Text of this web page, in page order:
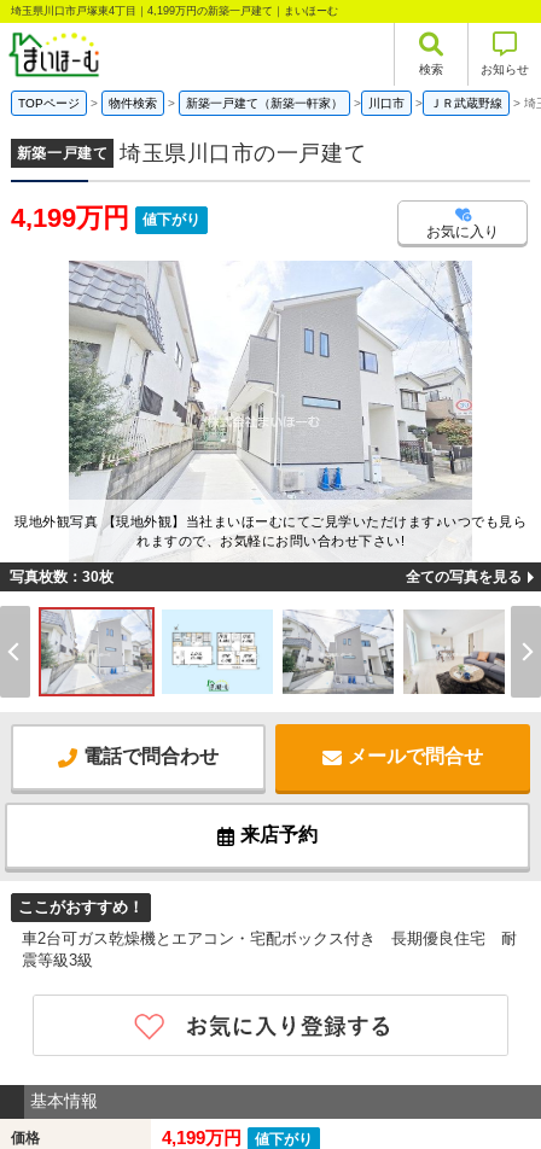
埼玉県川口市戸塚東4丁目｜4,199万円の新築一戸建て｜まいほーむ
検索 お知らせ
TOPページ 物件検索 新築一戸建て（新築一軒家） 川口市 ＪＲ武蔵野線 埼
新築一戸建て 埼玉県川口市の一戸建て
4,199万円 値下がり
お気に入り
現地外観写真 【現地外観】当社まいほーむにてご見学いただけます♪いつでも見ら
れますので、お気軽にお問い合わせ下さい!
写真枚数：30枚 全ての写真を見る
電話で問合わせ メールで問合せ
来店予約
ここがおすすめ！
車2台可ガス乾燥機とエアコン・宅配ボックス付き 長期優良住宅 耐
震等級3級
基本情報
価格 4,199万円 値下がり